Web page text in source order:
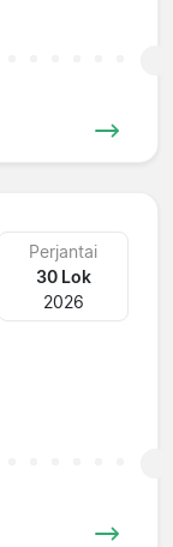
Perjantai
30 Lok
2026